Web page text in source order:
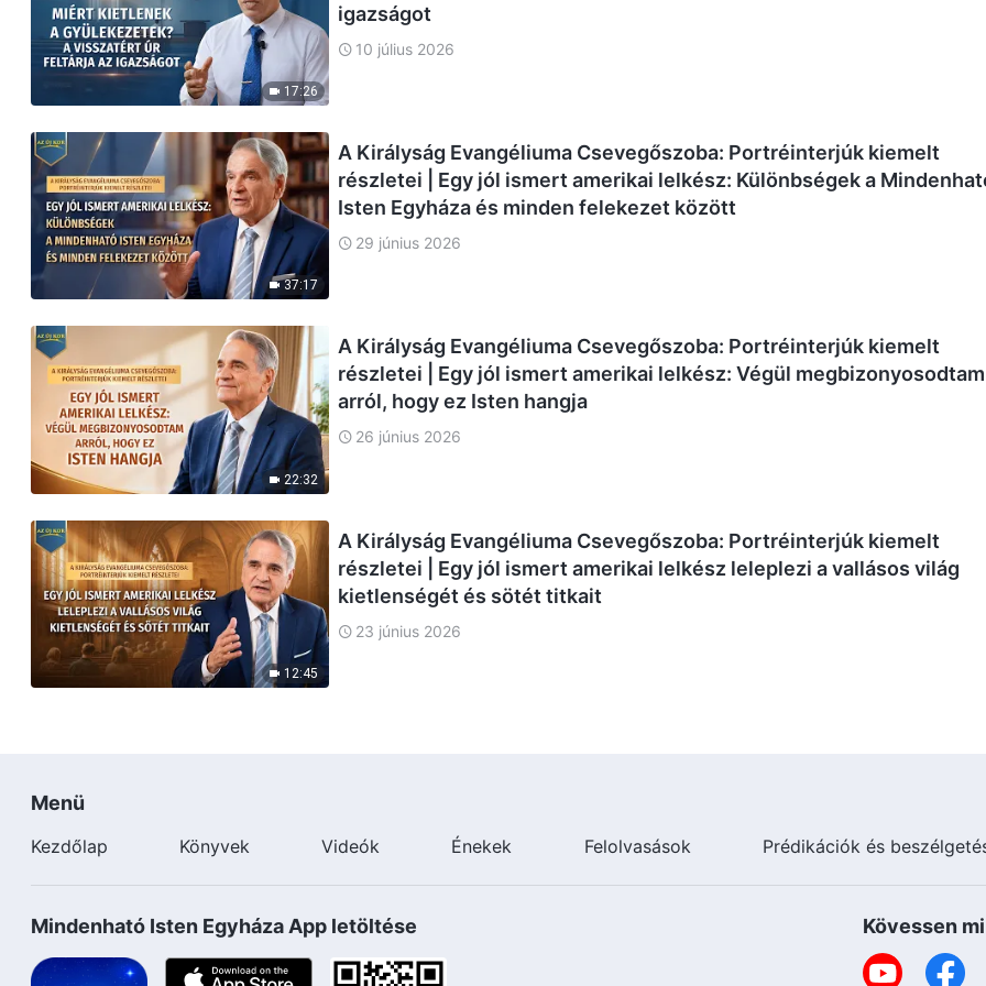
17:26
igazságot
10 július 2026
37:17
A Királyság Evangéliuma Csevegőszoba: Portréinterjúk kiemelt
részletei | Egy jól ismert amerikai lelkész: Különbségek a
Isten Egyháza és minden felekezet között
29 június 2026
22:32
A Királyság Evangéliuma Csevegőszoba: Portréinterjúk kiemelt
részletei | Egy jól ismert amerikai lelkész: Végül megbizonyosodtam
arról, hogy ez Isten hangja
26 június 2026
12:45
A Királyság Evangéliuma Csevegőszoba: Portréinterjúk kiemelt
részletei | Egy jól ismert amerikai lelkész leleplezi a vallásos világ
kietlenségét és sötét titkait
23 június 2026
Menü
Kezdőlap Könyvek Videók Énekek Felolvasások Prédikációk és
Mindenható Isten Egyháza App letöltése Kövessen